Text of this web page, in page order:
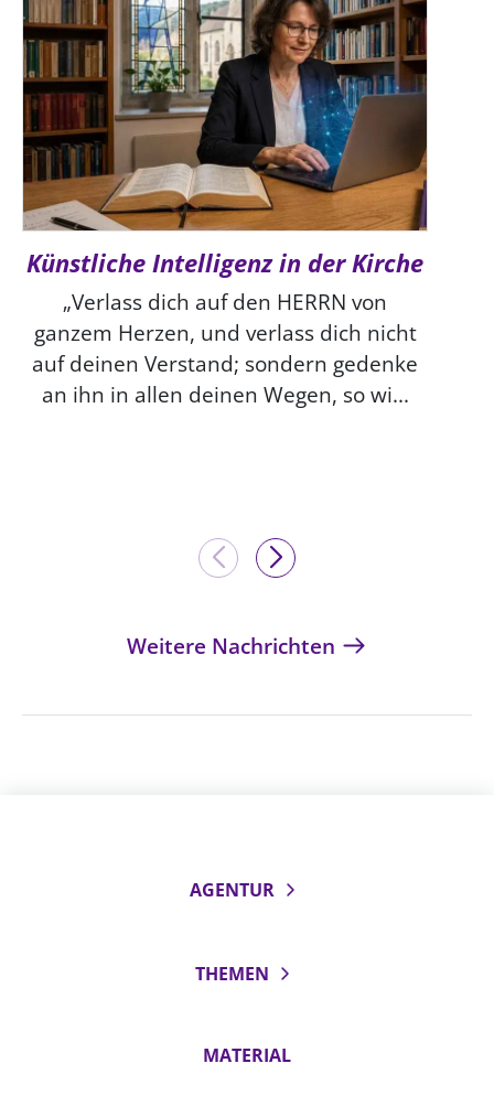
Künstliche Intelligenz in der Kirche
„Verlass dich auf den HERRN von
ganzem Herzen, und verlass dich nicht
auf deinen Verstand; sondern gedenke
an ihn in allen deinen Wegen, so wi...
Weitere Nachrichten
AGENTUR
THEMEN
MATERIAL